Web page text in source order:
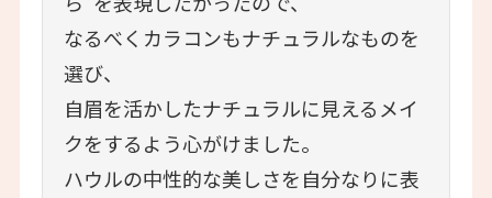
なるべくカラコンもナチュラルなものを
選び、
自眉を活かしたナチュラルに見えるメイ
クをするよう心がけました。
ハウルの中性的な美しさを自分なりに表